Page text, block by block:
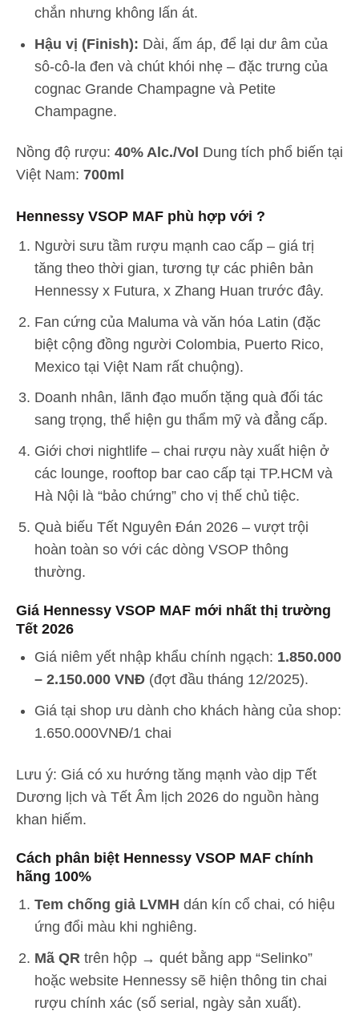
chắn nhưng không lấn át.
Hậu vị (Finish): Dài, ấm áp, để lại dư âm của
sô-cô-la đen và chút khói nhẹ – đặc trưng của
cognac Grande Champagne và Petite
Champagne.
Nồng độ rượu: 40% Alc./Vol Dung tích phổ biến tại
Việt Nam: 700ml
Hennessy VSOP MAF phù hợp với ?
Người sưu tầm rượu mạnh cao cấp – giá trị
tăng theo thời gian, tương tự các phiên bản
Hennessy x Futura, x Zhang Huan trước đây.
Fan cứng của Maluma và văn hóa Latin (đặc
biệt cộng đồng người Colombia, Puerto Rico,
Mexico tại Việt Nam rất chuộng).
Doanh nhân, lãnh đạo muốn tặng quà đối tác
sang trọng, thể hiện gu thẩm mỹ và đẳng cấp.
Giới chơi nightlife – chai rượu này xuất hiện ở
các lounge, rooftop bar cao cấp tại TP.HCM và
Hà Nội là “bảo chứng” cho vị thế chủ tiệc.
Quà biếu Tết Nguyên Đán 2026 – vượt trội
hoàn toàn so với các dòng VSOP thông
thường.
Giá Hennessy VSOP MAF mới nhất thị trường
Tết 2026
Giá niêm yết nhập khẩu chính ngạch: 1.850.000
– 2.150.000 VNĐ (đợt đầu tháng 12/2025).
Giá tại shop ưu dành cho khách hàng của shop:
1.650.000VNĐ/1 chai
Lưu ý: Giá có xu hướng tăng mạnh vào dịp Tết
Dương lịch và Tết Âm lịch 2026 do nguồn hàng
khan hiếm.
Cách phân biệt Hennessy VSOP MAF chính
hãng 100%
Tem chống giả LVMH dán kín cổ chai, có hiệu
ứng đổi màu khi nghiêng.
Mã QR trên hộp → quét bằng app “Selinko”
hoặc website Hennessy sẽ hiện thông tin chai
rượu chính xác (số serial, ngày sản xuất).